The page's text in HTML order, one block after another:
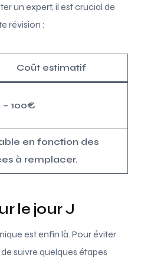
un expert, il est crucial de
révision :
Coût estimatif
100€
en fonction des
à remplacer.
le jour J
est enfin là. Pour éviter
suivre quelques étapes